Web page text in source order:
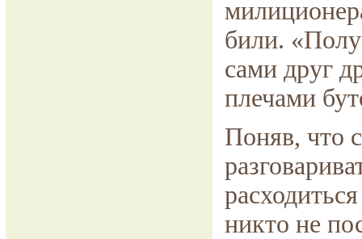
били.
сами друг
плечами
Поняв, что
никто не